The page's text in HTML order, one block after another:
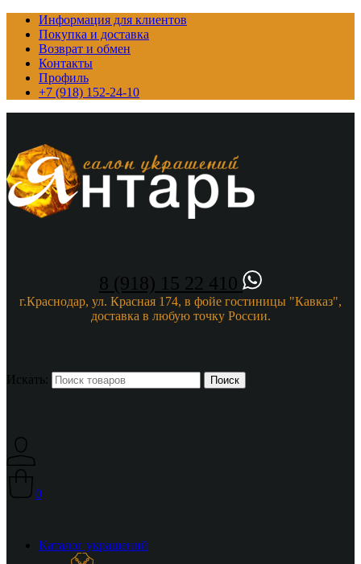
Информация для клиентов
Покупка и доставка
Возврат и обмен
Контакты
Профиль
+7 (918) 152-24-10
8 (918) 15 22 410
г.Краснодар, ул. Красная 174, в фойе гостиницы "Кавказ",
доставка в любую точку России.
Искать:
0
Каталог украшений